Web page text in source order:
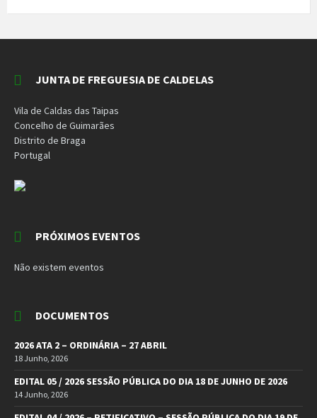
JUNTA DE FREGUESIA DE CALDELAS
Vila de Caldas das Taipas
Concelho de Guimarães
Distrito de Braga
Portugal
PRÓXIMOS EVENTOS
Não existem eventos
DOCUMENTOS
2026 ATA 2 – ORDINÁRIA – 27 ABRIL
18 Junho, 2026
EDITAL 05 / 2026 SESSÃO PÚBLICA DO DIA 18 DE JUNHO DE 2026
14 Junho, 2026